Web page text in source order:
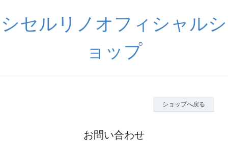
シセルリノオフィシャルシ
ョップ
ショップへ戻る
お問い合わせ